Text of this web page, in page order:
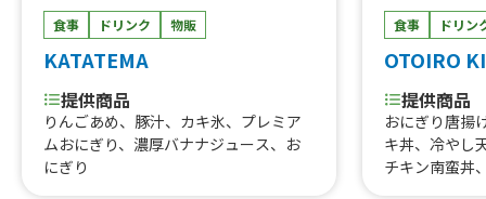
食事 ドリンク 物販
KATATEMA
提供商品
りんごあめ、豚汁、カキ氷、プレミア
ムおにぎり、濃厚バナナジュース、お
にぎり
食事 ドリン
OTOIRO
提供商品
おにぎり唐揚
キ丼、冷やし
チキン南蛮丼